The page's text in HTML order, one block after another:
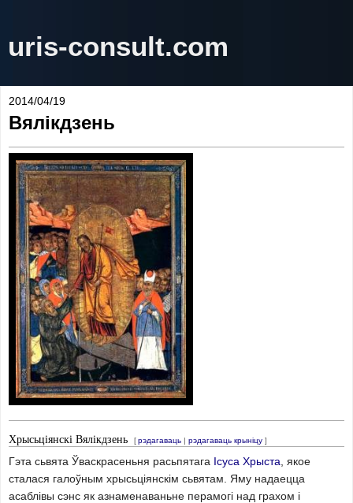
uris-consult.com
2014/04/19
Вялікдзень
Хрысьціянскі Вялікдзень [ рэдагаваць | рэдагаваць крыніцу ]
Гэта сьвята Ўваскрасеньня расьпятага Ісуса Хрыста , якое
сталася галоўным хрысьціянскім сьвятам. Яму надаецца
асаблівы сэнс як азнаменаваньне перамогі над грахом і